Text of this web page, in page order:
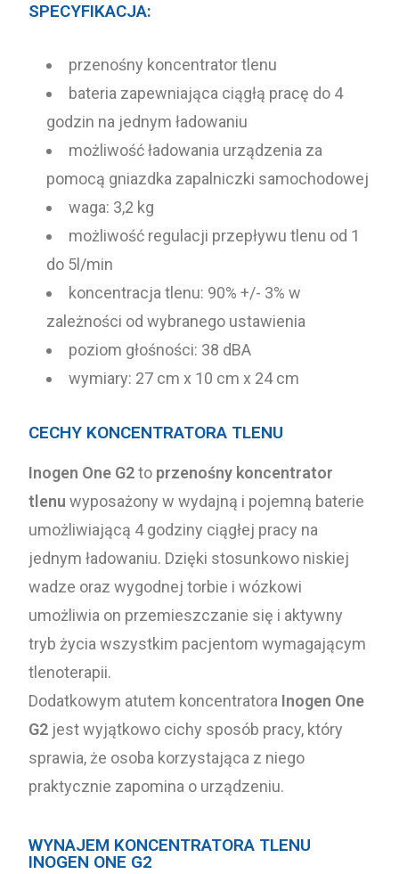
SPECYFIKACJA:
przenośny koncentrator tlenu
bateria zapewniająca ciągłą pracę do 4
godzin na jednym ładowaniu
możliwość ładowania urządzenia za
pomocą gniazdka zapalniczki samochodowej
waga: 3,2 kg
możliwość regulacji przepływu tlenu od 1
do 5l/min
koncentracja tlenu: 90% +/- 3% w
zależności od wybranego ustawienia
poziom głośności: 38 dBA
wymiary: 27 cm x 10 cm x 24 cm
CECHY KONCENTRATORA TLENU
Inogen One G2to przenośny koncentrator
tlenu wyposażony w wydajną i pojemną baterie
umożliwiającą 4 godziny ciągłej pracy na
jednym ładowaniu. Dzięki stosunkowo niskiej
wadze oraz wygodnej torbie i wózkowi
umożliwia on przemieszczanie się i aktywny
tryb życia wszystkim pacjentom wymagającym
tlenoterapii.
Dodatkowym atutem koncentratora Inogen One
G2 jest wyjątkowo cichy sposób pracy, który
sprawia, że osoba korzystająca z niego
praktycznie zapomina o urządzeniu.
WYNAJEM KONCENTRATORA TLENU
INOGEN ONE G2